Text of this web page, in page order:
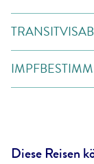
Diese Reisen